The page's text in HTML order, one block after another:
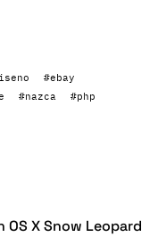
#ebay
#nazca
#php
X Snow Leopard